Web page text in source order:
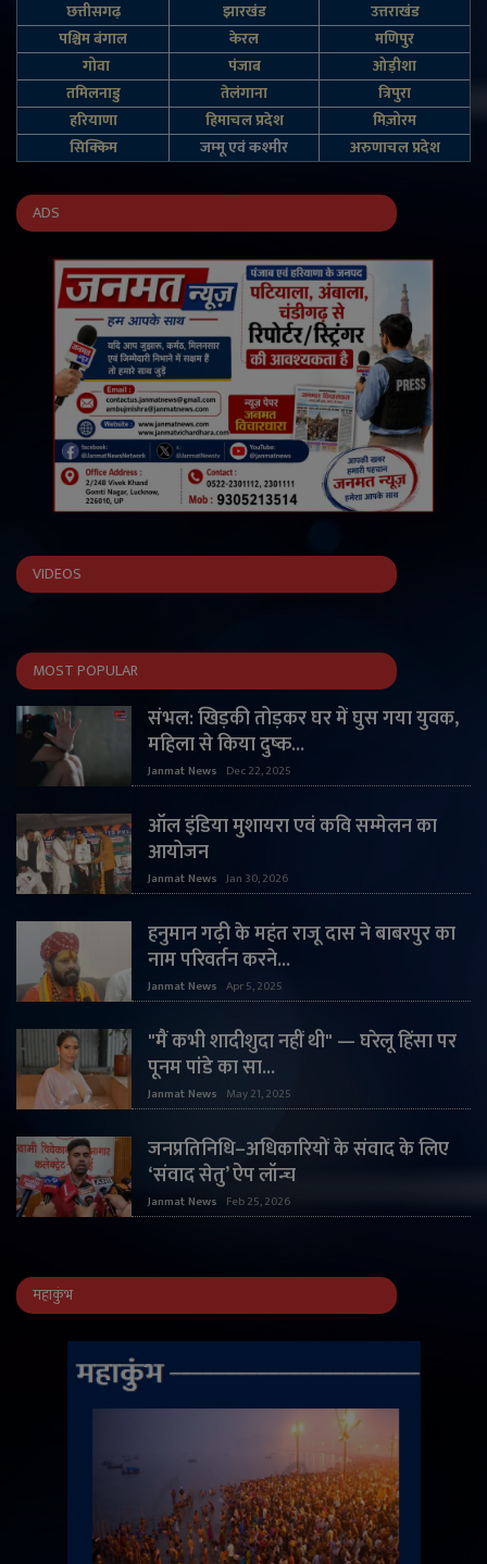
छत्तीसगढ़ झारखंड
उत्तराखंड
पश्चिम बंगाल
केरल
मणिपुर
गोवा
पंजाब
ओड़ीशा
तमिलनाडु
तेलंगाना
त्रिपुरा
हरियाणा
हिमाचल प्रदेश
मिज़ोरम
सिक्किम
जम्‍मू एवं कश्‍मीर अरुणाचल प्रदेश
ADS
VIDEOS
MOST POPULAR
संभल: खिड़की तोड़कर घर में घुस गया युवक,
महिला से किया दुष्क...
Janmat News Dec 22, 2025
ऑल इंडिया मुशायरा एवं कवि सम्मेलन का
आयोजन
Janmat News Jan 30, 2026
हनुमान गढ़ी के महंत राजू दास ने बाबरपुर का
नाम परिवर्तन करने...
Janmat News Apr 5, 2025
"मैं कभी शादीशुदा नहीं थी" — घरेलू हिंसा पर
पूनम पांडे का सा...
Janmat News May 21, 2025
जनप्रतिनिधि–अधिकारियों के संवाद के लिए
‘संवाद सेतु’ ऐप लॉन्च
Janmat News Feb 25, 2026
महाकुंभ